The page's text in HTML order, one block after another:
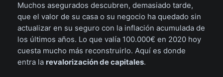
Muchos asegurados descubren, demasiado tarde,
que el valor de su casa o su negocio ha quedado sin
actualizar en su seguro con la inflación acumulada de
los últimos años. Lo que valía 100.000€ en 2020 hoy
cuesta mucho más reconstruirlo. Aquí es donde
entra la revalorización de capitales.